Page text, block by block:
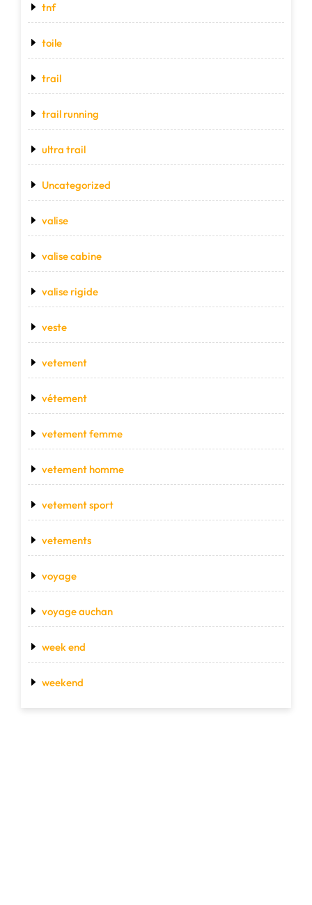
tnf
toile
trail
trail running
ultra trail
Uncategorized
valise
valise cabine
valise rigide
veste
vetement
vétement
vetement femme
vetement homme
vetement sport
vetements
voyage
voyage auchan
week end
weekend